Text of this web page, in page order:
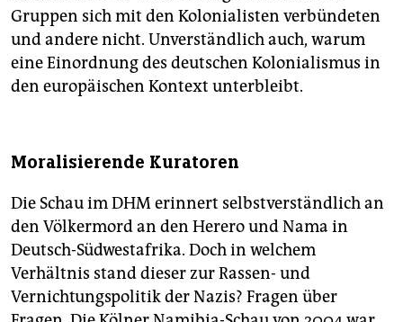
Gruppen sich mit den Kolonialisten verbündeten
und andere nicht. Unverständlich auch, warum
eine Einordnung des deutschen Kolonialismus in
den europäischen Kontext unterbleibt.
Moralisierende Kuratoren
Die Schau im DHM erinnert selbstverständlich an
den Völkermord an den Herero und Nama in
Deutsch-Südwestafrika. Doch in welchem
Verhältnis stand dieser zur Rassen- und
Vernichtungspolitik der Nazis? Fragen über